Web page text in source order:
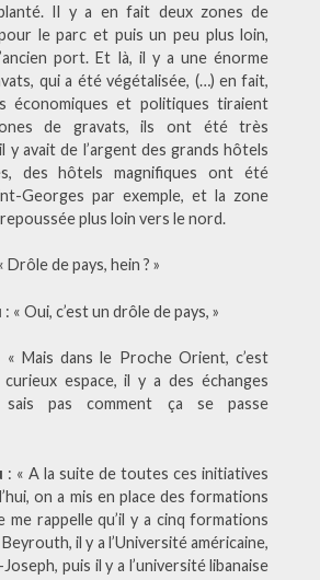
Il y a en fait deux zones de
le parc et puis un peu plus loin,
port. Et là, il y a une énorme
qui a été végétalisée, (…) en fait,
économiques et politiques tiraient
de gravats, ils ont été très
y avait de l’argent des grands hôtels
des hôtels magnifiques ont été
Georges par exemple, et la zone
plus loin vers le nord.
Drôle de pays, hein ? »
: « Oui, c’est un drôle de pays, »
« Mais dans le Proche Orient, c’est
espace, il y a des échanges
pas comment ça se passe
: « A la suite de toutes ces initiatives
on a mis en place des formations
me rappelle qu’il y a cinq formations
il y a l’Université américaine,
puis il y a l’université libanaise